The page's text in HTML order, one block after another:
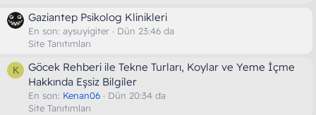
Gaziantep Psikolog Klinikleri
En son: aysuyigiter
Dün 23:46 da
Site Tanıtımları
K
Göcek Rehberi ile Tekne Turları, Koylar ve Yeme İçme
Hakkında Eşsiz Bilgiler
En son: Kenan06
Dün 20:34 da
Site Tanıtımları